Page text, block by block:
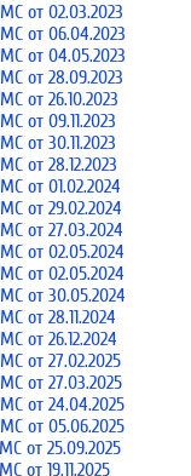
от 02.03.2023
от 06.04.2023
от 04.05.2023
от 28.09.2023
от 26.10.2023
от 09.11.2023
от 30.11.2023
от 28.12.2023
от 01.02.2024
от 29.02.2024
от 27.03.2024
от 02.05.2024
от 02.05.2024
от 30.05.2024
от 28.11.2024
от 26.12.2024
от 27.02.2025
от 27.03.2025
от 24.04.2025
от 05.06.2025
от 25.09.2025
от 19.11.2025